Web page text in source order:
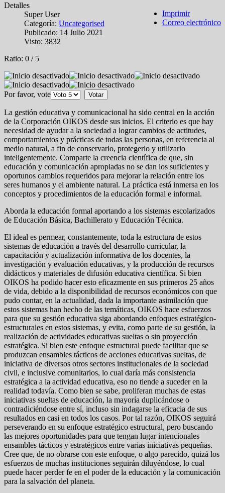
Imprimir
Correo electrónico
Detalles
Super User
Categoría: Uncategorised
Publicado: 14 Julio 2021
Visto: 3832
Ratio: 0 / 5
Por favor, vote
La gestión educativa y comunicacional ha sido central en la acción
de la Corporación OIKOS desde sus inicios. El criterio es que hay
necesidad de ayudar a la sociedad a lograr cambios de actitudes,
comportamientos y prácticas de todas las personas, en referencia al
medio natural, a fin de conservarlo, protegerlo y utilizarlo
inteligentemente. Comparte la creencia científica de que, sin
educación y comunicación apropiadas no se dan los suficientes y
oportunos cambios requeridos para mejorar la relación entre los
seres humanos y el ambiente natural. La práctica está inmersa en los
conceptos y procedimientos de la educación formal e informal.
Aborda la educación formal aportando a los sistemas escolarizados
de Educación Básica, Bachillerato y Educación Técnica.
El ideal es permear, constantemente, toda la estructura de estos
sistemas de educación a través del desarrollo curricular, la
capacitación y actualización informativa de los docentes, la
investigación y evaluación educativas, y la producción de recursos
didácticos y materiales de difusión educativa científica. Si bien
OIKOS ha podido hacer esto eficazmente en sus primeros 25 años
de vida, debido a la disponibilidad de recursos económicos con que
pudo contar, en la actualidad, dada la importante asimilación que
estos sistemas han hecho de las temáticas, OIKOS hace esfuerzos
para que su gestión educativa siga abordando enfoques estratégico-
estructurales en estos sistemas, y evita, como parte de su gestión, la
realización de actividades educativas sueltas o sin proyección
estratégica. Si bien este enfoque estructural puede facilitar que se
produzcan ensambles tácticos de acciones educativas sueltas, de
iniciativa de diversos otros sectores institucionales de la sociedad
civil, e inclusive comunitarios, lo cual daría más consistencia
estratégica a la actividad educativa, eso no tiende a suceder en la
realidad todavía. Como bien se sabe, proliferan muchas de estas
iniciativas sueltas de educación, la mayoría duplicándose o
contradiciéndose entre sí, incluso sin indagarse la eficacia de sus
resultados en casi en todos los casos. Por tal razón, OIKOS seguirá
perseverando en su enfoque estratégico estructural, pero buscando
las mejores oportunidades para que tengan lugar intencionales
ensambles tácticos y estratégicos entre varias iniciativas pequeñas.
Cree que, de no obrarse con este enfoque, o algo parecido, quizá los
esfuerzos de muchas instituciones seguirán diluyéndose, lo cual
puede hacer perder fe en el poder de la educación y la comunicación
para la salvación del planeta.